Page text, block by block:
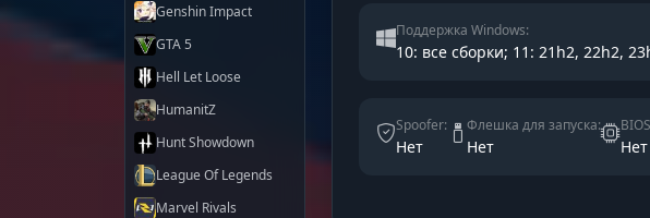
Genshin Impact
GTA 5
Hell Let Loose
HumanitZ
Hunt Showdown
League Of Legends
Marvel Rivals
Поддержка Windows:
10: все сборки; 11: 21h2, 22h2,
Spoofer:
Нет
Флешка для запуска:
Нет Нет